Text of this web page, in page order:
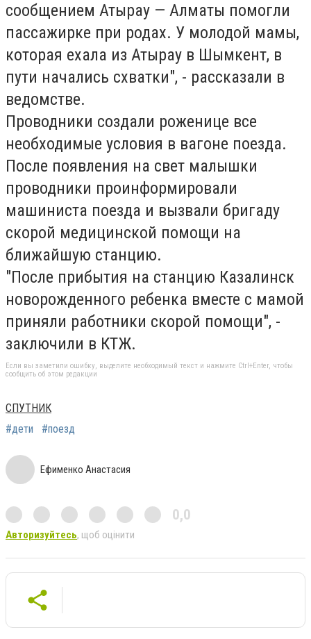
сообщением Атырау — Алматы помогли
пассажирке при родах. У молодой мамы,
которая ехала из Атырау в Шымкент, в
пути начались схватки", - рассказали в
ведомстве.
Проводники создали роженице все
необходимые условия в вагоне поезда.
После появления на свет малышки
проводники проинформировали
машиниста поезда и вызвали бригаду
скорой медицинской помощи на
ближайшую станцию.
"После прибытия на станцию Казалинск
новорожденного ребенка вместе с мамой
приняли работники скорой помощи", -
заключили в КТЖ.
Если вы заметили ошибку, выделите необходимый текст и нажмите Ctrl+Enter, чтобы
сообщить об этом редакции
СПУТНИК
#дети
#поезд
Ефименко Анастасия
0,0
Авторизуйтесь, щоб оцінити